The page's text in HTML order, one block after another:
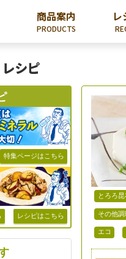
商品案内
PRODUCTS
レ
とろろ昆
その他調
エコ
特集ページはこちら
レシピはこちら